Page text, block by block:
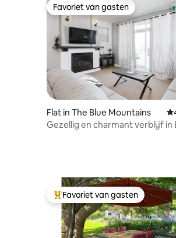
Favoriet van gasten
Favoriet van gasten
Flat in The Blue Mountains
Gezellig en charmant verblijf in
Topfavoriet van gasten
Favoriet van gasten